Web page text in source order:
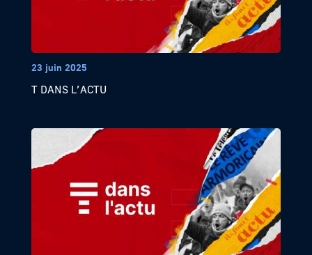
23 juin 2025
T DANS L’ACTU